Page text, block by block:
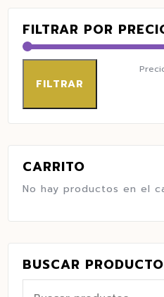
FILTRAR POR
FILTRAR
CARRITO
No hay productos en el
BUSCAR